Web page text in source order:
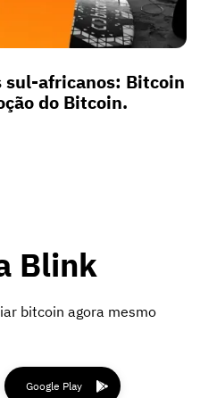
sul-africanos: Bitcoin
do Bitcoin.
Blink
bitcoin agora mesmo
Google Play